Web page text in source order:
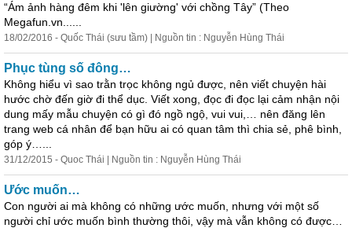
“Ám ảnh hàng đêm khi 'lên giường' với chồng Tây” (Theo
Megafun.vn......
18/02/2016 - Quốc Thái (sưu tầm) | Nguồn tin : Nguyễn Hùng Thái
Phục tùng số đông…
Không hiểu vì sao trằn trọc không ngủ được, nên viết chuyện hài
hước chờ đến giờ đi thể dục. Viết xong, đọc đi đọc lại cảm nhận nội
dung mấy mẫu chuyện có gì đó ngồ ngộ, vui vui,… nên đăng lên
trang web cá nhân để bạn hữu ai có quan tâm thì chia sẻ, phê bình,
góp ý…...
31/12/2015 - Quoc Thái | Nguồn tin : Nguyễn Hùng Thái
Ước muốn…
Con người ai mà không có những ước muốn, nhưng với một số
người chỉ ước muốn bình thường thôi, vậy mà vẫn không có được…